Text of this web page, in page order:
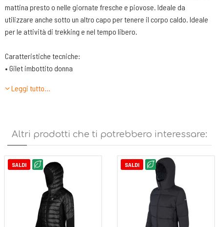
mattina presto o nelle giornate fresche e piovose. Ideale da
utilizzare anche sotto un altro capo per tenere il corpo caldo. Ideale
per le attività di trekking e nel tempo libero.
Caratteristiche tecniche:
• Gilet imbottito donna
resistente all'usura conferisce performances antistrappo
• Centro davanti con zip, tasche mani con zip
• Giromaniche e fondo rifiniti con elastico
Leggi tutto…
Altri prodotti che ti potrebbero interessare:
SALDI SALDI